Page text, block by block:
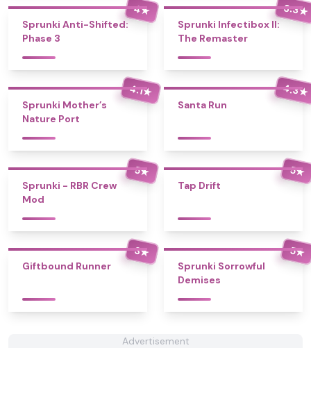
4★
Sprunki Anti-Shifted:
Phase 3
3.3★
Sprunki Infectibox II:
The Remaster
4.1★
Sprunki Mother’s
Nature Port
4.3★
Santa Run
5★
Sprunki - RBR Crew
Mod
5★
Tap Drift
3★
Giftbound Runner
5★
Sprunki Sorrowful
Demises
Advertisement